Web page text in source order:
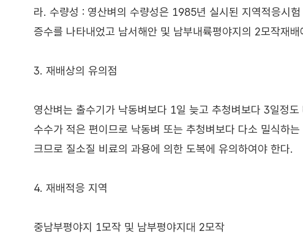
라. 수량성 : 영산벼의 수량성은 1985년 실시된 지역적응시
증수를 나타내었고 남서해안 및 남부내륙평야지의 2모작재
3. 재배상의 유의점
영산벼는 출수기가 낙동벼보다 1일 늦고 추청벼보다 3일정
수수가 적은 편이므로 낙동벼 또는 추청벼보다 다소 밀식하
크므로 질소질 비료의 과용에 의한 도복에 유의하여야 한다.
4. 재배적응 지역
중남부평야지 1모작 및 남부평야지대 2모작